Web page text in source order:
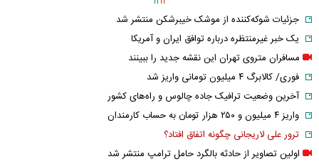
جزئیات شوکه‌کننده از موشک خیبرشکن منتشر شد
یک خبر غیرمنتظره درباره توافق ایران و آمریکا
مسافران متروی تهران این نقشه جدید را ببینند
فوری/ کالابرگ ۴ میلیون تومانی واریز شد
آخرین وضعیت ترافیک جاده چالوس و راه‌های کشور
واریز ۴ میلیون و ۲۵۰ هزار تومان به حساب کارمندان
ترور علی لاریجانی چگونه اتفاق افتاد؟
اولین تصاویر از حادثه بالگرد حامل ترامپ منتشر شد